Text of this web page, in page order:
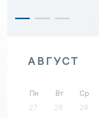
АВГУСТ
Пн Вт Ср
27
28 29